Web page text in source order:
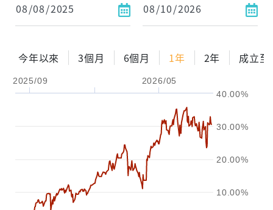
今年以來 3個月 6個月 1年 2年 成立至
2025/09 2026/05
10.00%
20.00%
30.00%
40.00%
1年
2年
配息金額
-%